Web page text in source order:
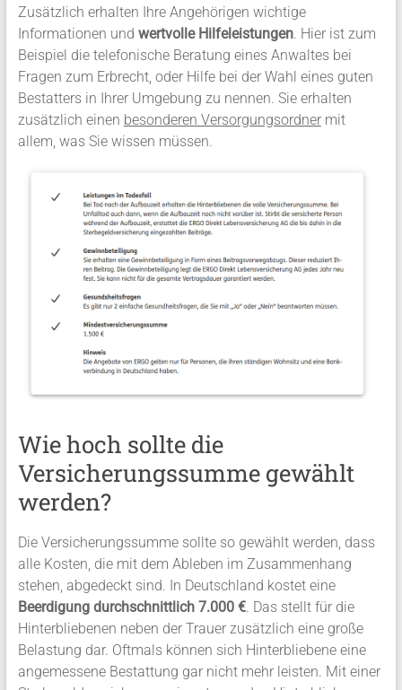
Zusätzlich erhalten Ihre Angehörigen wichtige
Informationen und wertvolle Hilfeleistungen. Hier ist zum
Beispiel die telefonische Beratung eines Anwaltes bei
Fragen zum Erbrecht, oder Hilfe bei der Wahl eines guten
Bestatters in Ihrer Umgebung zu nennen. Sie erhalten
zusätzlich einen besonderen Versorgungsordnermit
allem, was Sie wissen müssen.
Wie hoch sollte die
Versicherungssumme gewählt
werden?
Die Versicherungssumme sollte so gewählt werden, dass
alle Kosten, die mit dem Ableben im Zusammenhang
stehen, abgedeckt sind. In Deutschland kostet eine
Beerdigung durchschnittlich 7.000 €. Das stellt für die
Hinterbliebenen neben der Trauer zusätzlich eine große
Belastung dar. Oftmals können sich Hinterbliebene eine
angemessene Bestattung gar nicht mehr leisten. Mit einer